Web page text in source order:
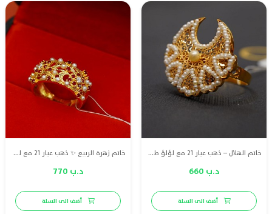
خاتم الهلال – ذهب عيار 21 مع لؤلؤ طبيعي بحريني
د.ب 660
أضف الى السلة
خاتم زهرة الربيع ✨ ذهب عيار 21 مع لؤلؤ طبيعي بحريني وياقوت طبيعي وماس VS، لمسة راقية تعكس جمال التفاصيل.
د.ب 770
أضف الى السلة